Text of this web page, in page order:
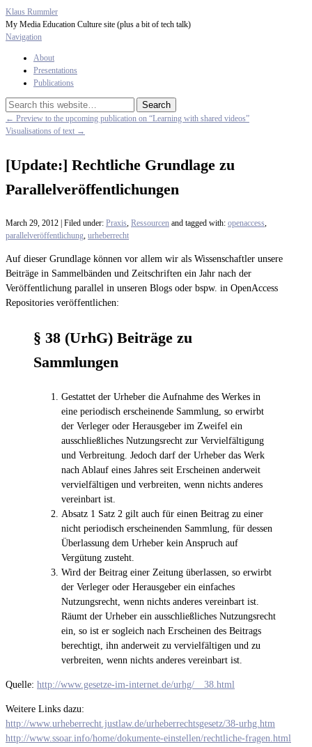
Klaus Rummler
My Media Education Culture site (plus a bit of tech talk)
Navigation
About
Presentations
Publications
← Preview to the upcoming publication on “Learning with shared videos”
Visualisations of text →
[Update:] Rechtliche Grundlage zu
Parallelveröffentlichungen
March 29, 2012 | Filed under: Praxis, Ressourcen and tagged with: openaccess,
parallelveröffentlichung, urheberrecht
Auf dieser Grundlage können vor allem wir als Wissenschaftler unsere
Beiträge in Sammelbänden und Zeitschriften ein Jahr nach der
Veröffentlichung parallel in unseren Blogs oder bspw. in OpenAccess
Repositories veröffentlichen:
§ 38 (UrhG) Beiträge zu
Sammlungen
Gestattet der Urheber die Aufnahme des Werkes in
eine periodisch erscheinende Sammlung, so erwirbt
der Verleger oder Herausgeber im Zweifel ein
ausschließliches Nutzungsrecht zur Vervielfältigung
und Verbreitung. Jedoch darf der Urheber das Werk
nach Ablauf eines Jahres seit Erscheinen anderweit
vervielfältigen und verbreiten, wenn nichts anderes
vereinbart ist.
Absatz 1 Satz 2 gilt auch für einen Beitrag zu einer
nicht periodisch erscheinenden Sammlung, für dessen
Überlassung dem Urheber kein Anspruch auf
Vergütung zusteht.
Wird der Beitrag einer Zeitung überlassen, so erwirbt
der Verleger oder Herausgeber ein einfaches
Nutzungsrecht, wenn nichts anderes vereinbart ist.
Räumt der Urheber ein ausschließliches Nutzungsrecht
ein, so ist er sogleich nach Erscheinen des Beitrags
berechtigt, ihn anderweit zu vervielfältigen und zu
verbreiten, wenn nichts anderes vereinbart ist.
Quelle: http://www.gesetze-im-internet.de/urhg/__38.html
Weitere Links dazu:
http://www.urheberrecht.justlaw.de/urheberrechtsgesetz/38-urhg.htm
http://www.ssoar.info/home/dokumente-einstellen/rechtliche-fragen.html